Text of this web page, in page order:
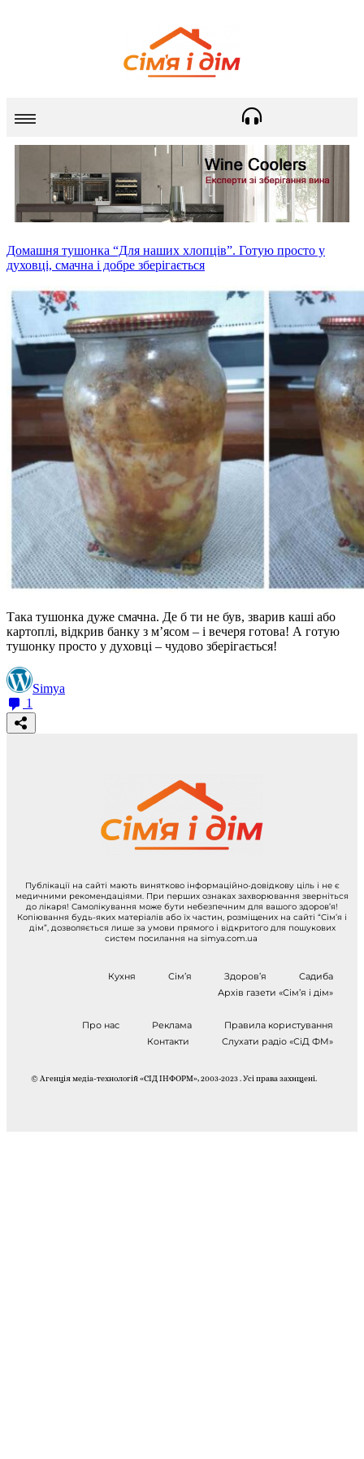
Домашня тушонка “Для наших хлопців”. Готую просто у
духовці, смачна і добре зберігається
Така тушонка дуже смачна. Де б ти не був, зварив каші або
картоплі, відкрив банку з м’ясом – і вечеря готова! А готую
тушонку просто у духовці – чудово зберігається!
Simya
1
Публікації на сайті мають винятково інформаційно-довідкову ціль і не є
медичними рекомендаціями. При перших ознаках захворювання зверніться
до лікаря! Самолікування може бути небезпечним для вашого здоров’я!
Копіювання будь-яких матеріалів або їх частин, розміщених на сайті “Сім’я і
дім”, дозволяється лише за умови прямого і відкритого для пошукових
систем посилання на simya.com.ua
Кухня Сім’я Здоров’я
Садиба
Архів газети «Сім’я і дім»
Про нас Реклама
Правила користування
Контакти
Слухати радіо «СіД ФМ»
© Агенція медіа-технологій «СІД ІНФОРМ», 2003-2023 . Усі права захищені.